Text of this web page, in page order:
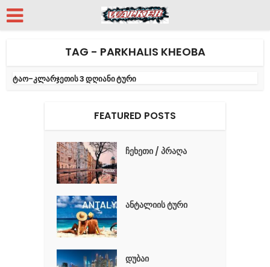
TAG - PARKHALIS KHEOBA
ტაო-კლარჯეთის 3 დღიანი ტური
FEATURED POSTS
ჩეხეთი / პრაღა
ანტალიის ტური
დუბაი